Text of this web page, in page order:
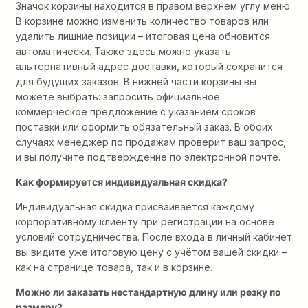
Значок корзины находится в правом верхнем углу меню.
В корзине можно изменить количество товаров или
удалить лишние позиции – итоговая цена обновится
автоматически. Также здесь можно указать
альтернативный адрес доставки, который сохранится
для будущих заказов. В нижней части корзины вы
можете выбрать: запросить официальное
коммерческое предложение с указанием сроков
поставки или оформить обязательный заказ. В обоих
случаях менеджер по продажам проверит ваш запрос,
и вы получите подтверждение по электронной почте.
Как формируется индивидуальная скидка?
Индивидуальная скидка присваивается каждому
корпоративному клиенту при регистрации на основе
условий сотрудничества. После входа в личный кабинет
вы видите уже итоговую цену с учётом вашей скидки –
как на странице товара, так и в корзине.
Можно ли заказать нестандартную длину или резку по